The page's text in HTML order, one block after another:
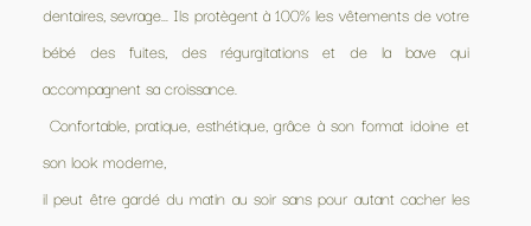
dentaires, sevrage... Ils protègent à 100% les vêtements de votre
bébé des fuites, des régurgitations et de la bave qui
accompagnent sa croissance.
Confortable, pratique, esthétique, grâce à son format idoine et
son look moderne,
il peut être gardé du matin au soir sans pour autant cacher les